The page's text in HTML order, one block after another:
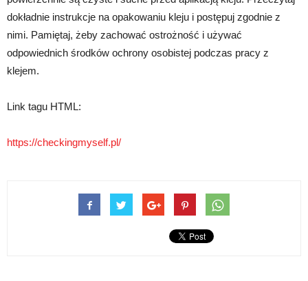
dokładnie instrukcje na opakowaniu kleju i postępuj zgodnie z
nimi. Pamiętaj, żeby zachować ostrożność i używać
odpowiednich środków ochrony osobistej podczas pracy z
klejem.
Link tagu HTML:
https://checkingmyself.pl/